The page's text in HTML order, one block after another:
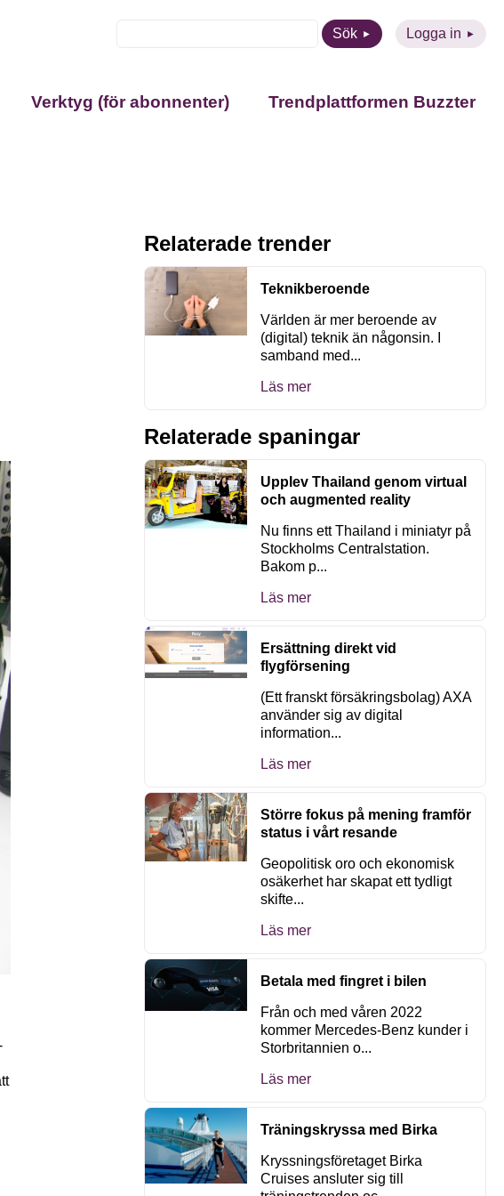
Sök Logga in
Verktyg (för abonnenter) Trendplattformen Buzzter
Relaterade trender
Teknikberoende
Världen är mer beroende av
(digital) teknik än någonsin. I
samband med...
Läs mer
Relaterade spaningar
Upplev Thailand genom virtual
och augmented reality
Nu finns ett Thailand i miniatyr på
Stockholms Centralstation.
Bakom p...
Läs mer
Ersättning direkt vid
flygförsening
(Ett franskt försäkringsbolag) AXA
använder sig av digital
information...
Läs mer
Större fokus på mening framför
status i vårt resande
Geopolitisk oro och ekonomisk
osäkerhet har skapat ett tydligt
skifte...
Läs mer
Betala med fingret i bilen
Från och med våren 2022
kommer Mercedes-Benz kunder i
Storbritannien o...
Läs mer
Träningskryssa med Birka
Kryssningsföretaget Birka
Cruises ansluter sig till